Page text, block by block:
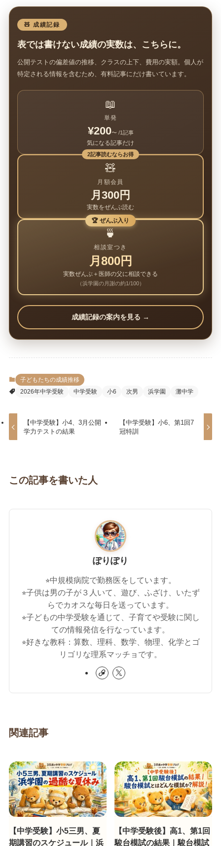
🧸 成績記録
表では書けない成績の実数は、こちらに。
公開テストの偏差値の推移、クラスの上下、費用の実額。個人が
特定される情報を含むため、有料記事にだけ書いています。
📖
単発
¥200〜 /1記事
気になる記事だけ
2記事読むならお得
🧸
月額会員
月300円
実数をぜんぶ読む
🏆 ぜんぶ入り
🍵
相談室つき
月800円
実数ぜんぶ＋医師の父に相談できる
（浜学園の月謝の約1/100）
成績記録の案内を見る →
子どもたちの成績推移
2026年中学受験
中学受験 小6 次男 浜学園 灘中学
【中学受験】小4、3月公開
学力テストの結果
【中学受験】小6、第1回7
冠特訓
この記事を書いた人
ぽりぽり
⭐︎中規模病院で勤務医をしています。
⭐︎子供は男の子が３人いて、遊び、ふざけ、いたず
らでカオスな毎日を送っています。
⭐︎子どもの中学受験を通じて、子育てや受験に関し
ての情報発信を行なっています。
⭐︎好きな教科：算数、理科、数学、物理、化学とゴ
リゴリな理系マッチョです。
関連記事
【中学受験】小5三男、夏
期講習のスケジュール｜浜
【中学受験後】高1、第1回
駿台模試の結果｜駿台模試